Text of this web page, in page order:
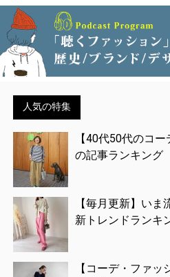
人気の特集
【40代50代のコ
の記事ランキング
【毎月更新】い
新トレンドランキ
【コーデ・ファ